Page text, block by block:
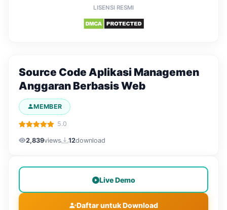
LISENSI RESMI
Source Code Aplikasi Managemen
Anggaran Berbasis Web
MEMBER
5.0
2,839views 12download
Live Demo
Daftar untuk Download